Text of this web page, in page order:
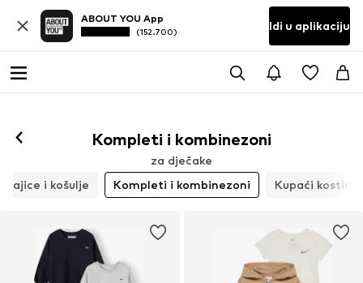
ABOUT YOU App
(152.700) Idi u aplikaciju
Kompleti i kombinezoni
za dječake
Majice i košulje
Kompleti i kombinezoni Kupaći kostimi